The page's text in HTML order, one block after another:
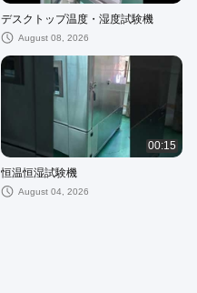
デスクトップ温度・湿度試験機
August 08, 2026
00:15
恒温恒湿試験機
August 04, 2026